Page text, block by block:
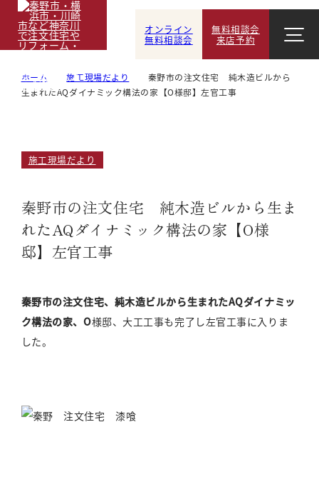
オンライン
無料相談会
無料相談会
来店予約
ホーム 施工現場だより
秦野市の注文住宅 純木造ビルから
生まれたAQダイナミック構法の家【O様邸】左官工事
施工現場だより
秦野市の注文住宅 純木造ビルから生ま
れたAQダイナミック構法の家【O様
邸】左官工事
秦野市の注文住宅、純木造ビルから生まれたAQダイナミッ
ク構法の家、O様邸、大工工事も完了し左官工事に入りま
した。